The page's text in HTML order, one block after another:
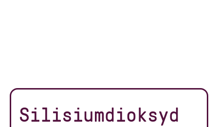
Silisiumdioksyd